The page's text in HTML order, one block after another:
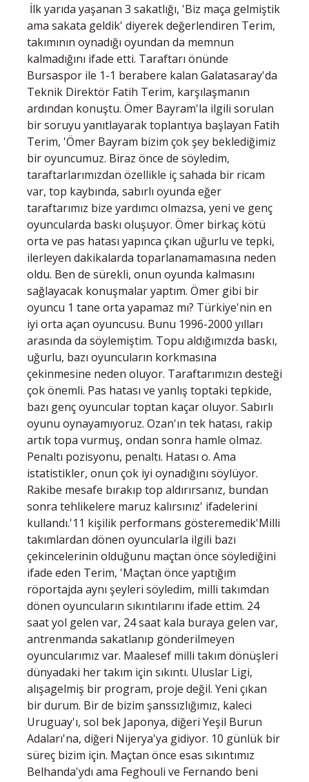
İlk yarıda yaşanan 3 sakatlığı, 'Biz maça gelmiştik
ama sakata geldik' diyerek değerlendiren Terim,
takımının oynadığı oyundan da memnun
kalmadığını ifade etti. Taraftarı önünde
Bursaspor ile 1-1 berabere kalan Galatasaray'da
Teknik Direktör Fatih Terim, karşılaşmanın
ardından konuştu. Ömer Bayram'la ilgili sorulan
bir soruyu yanıtlayarak toplantıya başlayan Fatih
Terim, 'Ömer Bayram bizim çok şey beklediğimiz
bir oyuncumuz. Biraz önce de söyledim,
taraftarlarımızdan özellikle iç sahada bir ricam
var, top kaybında, sabırlı oyunda eğer
taraftarımız bize yardımcı olmazsa, yeni ve genç
oyuncularda baskı oluşuyor. Ömer birkaç kötü
orta ve pas hatası yapınca çıkan uğurlu ve tepki,
ilerleyen dakikalarda toparlanamamasına neden
oldu. Ben de sürekli, onun oyunda kalmasını
sağlayacak konuşmalar yaptım. Ömer gibi bir
oyuncu 1 tane orta yapamaz mı? Türkiye'nin en
iyi orta açan oyuncusu. Bunu 1996-2000 yılları
arasında da söylemiştim. Topu aldığımızda baskı,
uğurlu, bazı oyuncuların korkmasına
çekinmesine neden oluyor. Taraftarımızın desteği
çok önemli. Pas hatası ve yanlış toptaki tepkide,
bazı genç oyuncular toptan kaçar oluyor. Sabırlı
oyunu oynayamıyoruz. Ozan'ın tek hatası, rakip
artık topa vurmuş, ondan sonra hamle olmaz.
Penaltı pozisyonu, penaltı. Hatası o. Ama
istatistikler, onun çok iyi oynadığını söylüyor.
Rakibe mesafe bırakıp top aldırırsanız, bundan
sonra tehlikelere maruz kalırsınız' ifadelerini
kullandı.'11 kişilik performans gösteremedik'Milli
takımlardan dönen oyuncularla ilgili bazı
çekincelerinin olduğunu maçtan önce söylediğini
ifade eden Terim, 'Maçtan önce yaptığım
röportajda aynı şeyleri söyledim, milli takımdan
dönen oyuncuların sıkıntılarını ifade ettim. 24
saat yol gelen var, 24 saat kala buraya gelen var,
antrenmanda sakatlanıp gönderilmeyen
oyuncularımız var. Maalesef milli takım dönüşleri
dünyadaki her takım için sıkıntı. Uluslar Ligi,
alışagelmiş bir program, proje değil. Yeni çıkan
bir durum. Bir de bizim şanssızlığımız, kaleci
Uruguay'ı, sol bek Japonya, diğeri Yeşil Burun
Adaları'na, diğeri Nijerya'ya gidiyor. 10 günlük bir
süreç bizim için. Maçtan önce esas sıkıntımız
Belhanda'ydı ama Feghouli ve Fernando beni